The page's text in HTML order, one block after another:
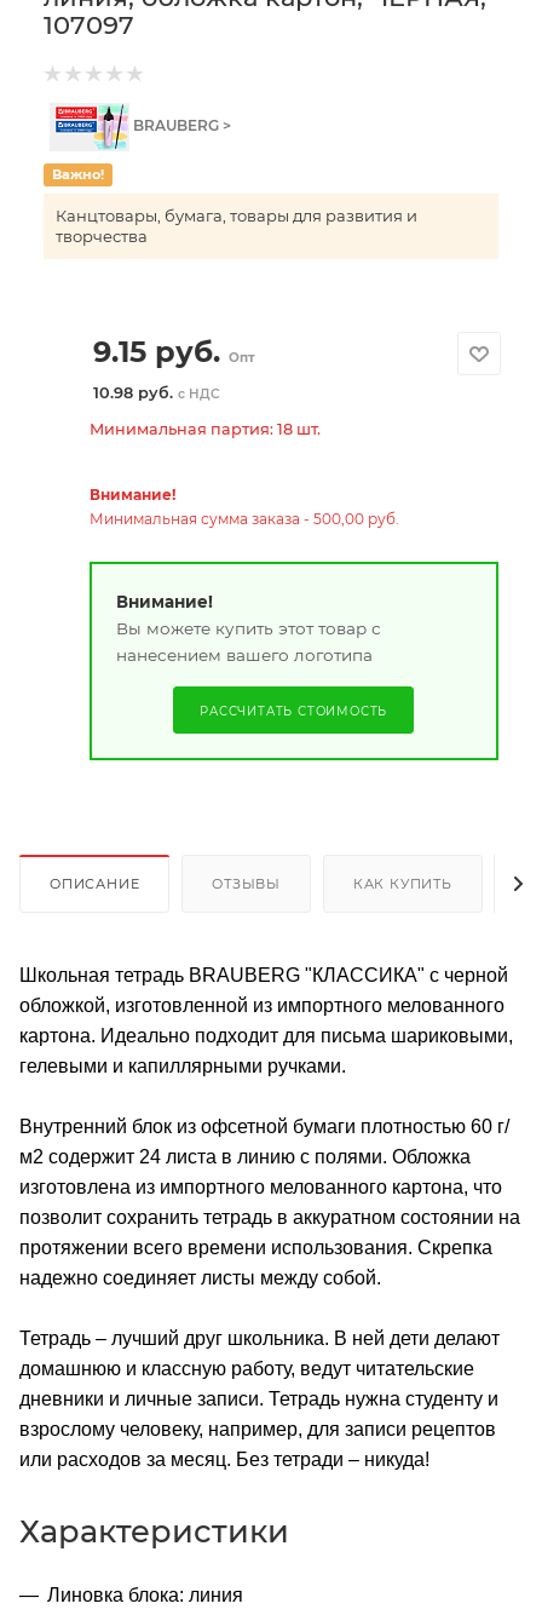
107097
BRAUBERG >
Важно!
Канцтовары, бумага, товары для развития и
творчества
9.15руб. Опт
10.98 руб. с НДС
Минимальная партия: 18 шт.
Внимание!
Минимальная сумма заказа - 500,00 руб.
Внимание!
Вы можете купить этот товар с
нанесением вашего логотипа
РАССЧИТАТЬ СТОИМОСТЬ
ОПИСАНИЕ ОТЗЫВЫ КАК КУПИТЬ
Школьная тетрадь BRAUBERG "КЛАССИКА" с черной
обложкой, изготовленной из импортного мелованного
картона. Идеально подходит для письма шариковыми,
гелевыми и капиллярными ручками.
Внутренний блок из офсетной бумаги плотностью 60 г/
м2 содержит 24 листа в линию с полями. Обложка
изготовлена из импортного мелованного картона, что
позволит сохранить тетрадь в аккуратном состоянии на
протяжении всего времени использования. Скрепка
надежно соединяет листы между собой.
Тетрадь – лучший друг школьника. В ней дети делают
домашнюю и классную работу, ведут читательские
дневники и личные записи. Тетрадь нужна студенту и
взрослому человеку, например, для записи рецептов
или расходов за месяц. Без тетради – никуда!
Характеристики
Линовка блока: линия